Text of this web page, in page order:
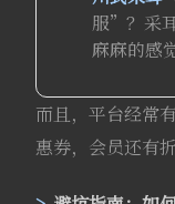
服”？采
麻麻的感
而且，平台经常
惠券，会员还有